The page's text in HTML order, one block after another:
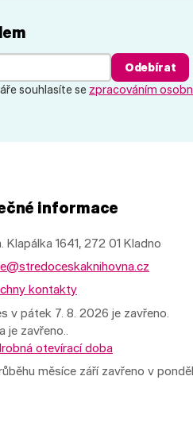
souhlasíte se zpracováním
Odebírat
informace
Klapálka 1641, 272 01 Kladno
kontakty
v pátek 7. 8. 2026 je zavřeno.
je zavřeno..
otevírací doba
měsíce září zavřeno v